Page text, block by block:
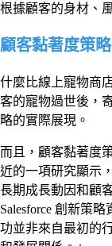
根據顧客的身材、
顧客黏著度策
什麼比線上寵物商
客的寵物過世後，
略的實際展現。
而且，顧客黏著度
近的一項研究顯示
長期成長動因和顧
Salesforce 創新策
功並非來自最初的